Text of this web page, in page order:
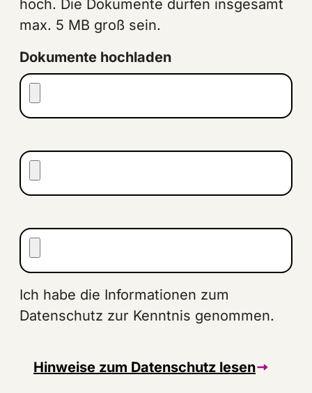
hoch. Die Dokumente dürfen insgesamt
max. 5 MB groß sein.
Dokumente hochladen
Ich habe die Informationen zum
Datenschutz zur Kenntnis genommen.
Hinweise zum Datenschutz lesen